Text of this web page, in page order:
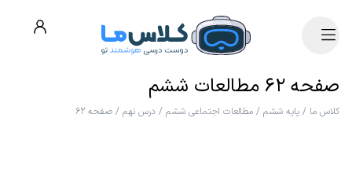
صفحه ۶۲ مطالعات ششم
کلاس ما / پایه ششم / مطالعات اجتماعی ششم / درس نهم / صفحه ۶۲